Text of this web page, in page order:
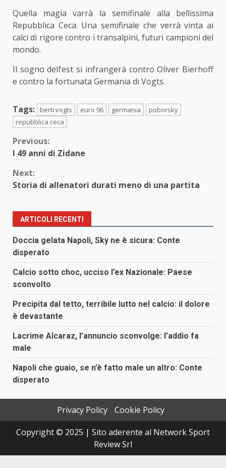
Quella magia varrà la semifinale alla bellissima
Repubblica Ceca. Una semifinale che verrà vinta ai
calci di rigore contro i transalpini, futuri campioni del
mondo.
Il sogno dell’est si infrangerà contro Oliver Bierhoff
e contro la fortunata Germania di Vogts.
Tags: berti vogts euro 96 germania
poborsky
repubblica ceca
Continue
Previous:
I 49 anni di Zidane
Next:
Storia di allenatori durati meno di una partita
ARTICOLI RECENTI
Doccia gelata Napoli, Sky ne è sicura: Conte
disperato
Calcio sotto choc, ucciso l’ex Nazionale: Paese
sconvolto
Precipita dal tetto, terribile lutto nel calcio: il dolore
è devastante
Lacrime Alcaraz, l’annuncio sconvolge: l’addio fa
male
Napoli che guaio, se n’è fatto male un altro: Conte
disperato
Privacy Policy
Cookie Policy
Copyright © 2025 | Sito aderente al Network Sport
Review Srl